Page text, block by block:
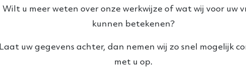
Wilt u meer weten over onze werkwijze of wat wij voor uw
kunnen betekenen?
Laat uw gegevens achter, dan nemen wij zo snel mogelijk
met u op.